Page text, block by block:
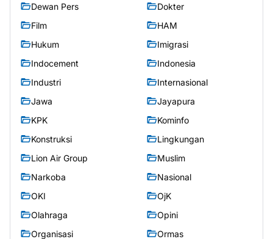
Dewan Pers
Dokter
Film
HAM
Hukum
Imigrasi
Indocement
Indonesia
Industri
Internasional
Jawa
Jayapura
KPK
Kominfo
Konstruksi
Lingkungan
Lion Air Group
Muslim
Narkoba
Nasional
OKI
OjK
Olahraga
Opini
Organisasi
Ormas